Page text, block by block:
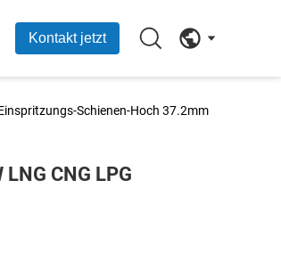
Kontakt jetzt
Schienen-Hoch 37.2mm
CNG LPG